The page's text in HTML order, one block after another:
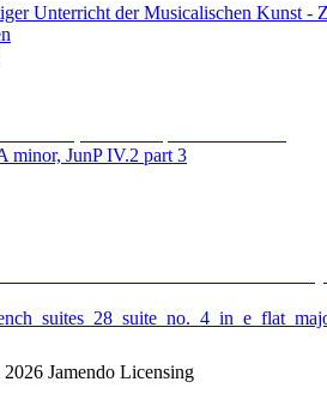
Unterricht der Musicalischen Kunst -
minor, JunP IV.2 part 3
2026 Jamendo Licensing